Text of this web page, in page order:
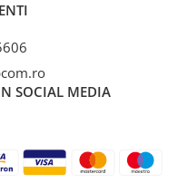
SOCIAL MEDIA